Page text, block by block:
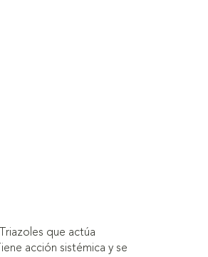
que actúa
acción sistémica y se